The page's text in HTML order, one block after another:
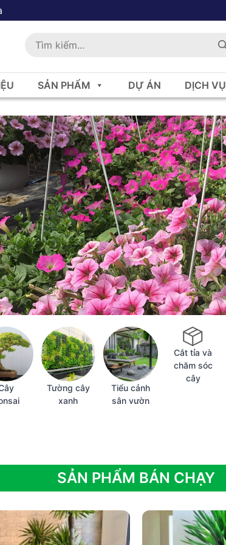
SẢN PHẨM DỰ ÁN DỊCH VỤ
Tường cây
xanh
Tiểu cảnh
sân vườn
Cắt tỉa và
chăm sóc
cây
SẢN PHẨM BÁN CHẠY